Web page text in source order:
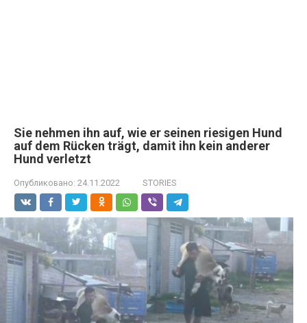
Sie nehmen ihn auf, wie er seinen riesigen Hund
auf dem Rücken trägt, damit ihn kein anderer
Hund verletzt
Опубликовано: 24.11.2022 STORIES